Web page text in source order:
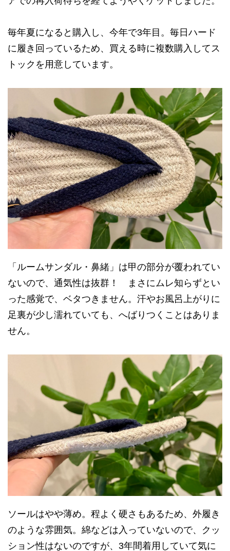
毎年夏になると購入し、今年で3年目。毎日ハード
に履き回っているため、買える時に複数購入してス
トックを用意しています。
「ルームサンダル・鼻緒」は甲の部分が覆われてい
ないので、通気性は抜群！ まさにムレ知らずとい
った感覚で、ベタつきません。汗やお風呂上がりに
足裏が少し濡れていても、へばりつくことはありま
せん。
ソールはやや薄め。程よく硬さもあるため、外履き
のような雰囲気。綿などは入っていないので、クッ
ション性はないのですが、3年間着用していて気に